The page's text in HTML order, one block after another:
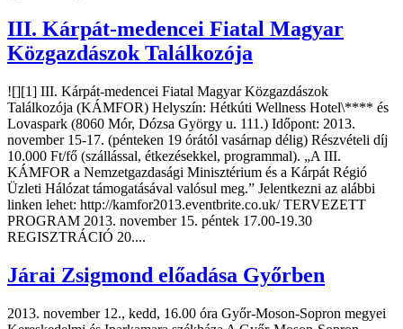
III. Kárpát-medencei Fiatal Magyar
Közgazdászok Találkozója
![][1] III. Kárpát-medencei Fiatal Magyar Közgazdászok
Találkozója (KÁMFOR) Helyszín: Hétkúti Wellness Hotel\**** és
Lovaspark (8060 Mór, Dózsa György u. 111.) Időpont: 2013.
november 15-17. (pénteken 19 órától vasárnap délig) Részvételi díj
10.000 Ft/fő (szállással, étkezésekkel, programmal). „A III.
KÁMFOR a Nemzetgazdasági Minisztérium és a Kárpát Régió
Üzleti Hálózat támogatásával valósul meg.” Jelentkezni az alábbi
linken lehet: http://kamfor2013.eventbrite.co.uk/ TERVEZETT
PROGRAM 2013. november 15. péntek 17.00-19.30
REGISZTRÁCIÓ 20....
Járai Zsigmond előadása Győrben
2013. november 12., kedd, 16.00 óra Győr-Moson-Sopron megyei